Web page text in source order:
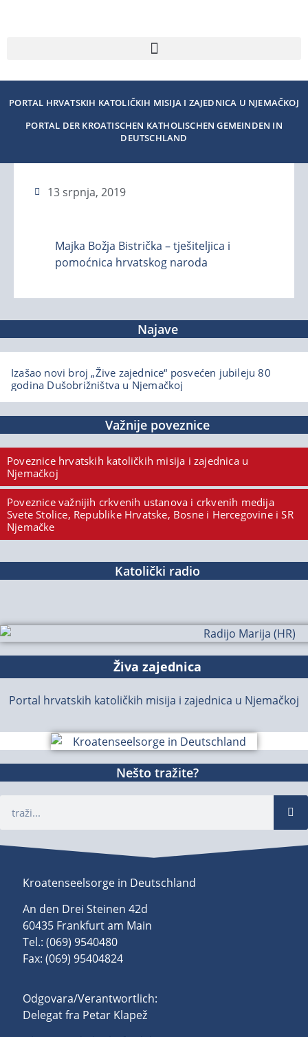
PORTAL HRVATSKIH KATOLIČKIH MISIJA I ZAJEDNICA U NJEMAČKOJ
PORTAL DER KROATISCHEN KATHOLISCHEN GEMEINDEN IN
DEUTSCHLAND
13 srpnja, 2019
Majka Božja Bistrička – tješiteljica i
pomoćnica hrvatskog naroda
Najave
Izašao novi broj „Žive zajednice“ posvećen jubileju 80
godina Dušobrižništva u Njemačkoj
Važnije poveznice
Poveznice hrvatskih katoličkih misija i zajednica u
Njemačkoj
Poveznice važnijih crkvenih ustanova i crkvenih medija
Svete Stolice, Republike Hrvatske, Bosne i Hercegovine i SR
Njemačke
Katolički radio
Živa zajednica
Portal hrvatskih katoličkih misija i zajednica u Njemačkoj
Nešto tražite?
Kroatenseelsorge in Deutschland
An den Drei Steinen 42d
60435 Frankfurt am Main
Tel.: (069) 9540480
Fax: (069) 95404824
Odgovara/Verantwortlich:
Delegat fra Petar Klapež